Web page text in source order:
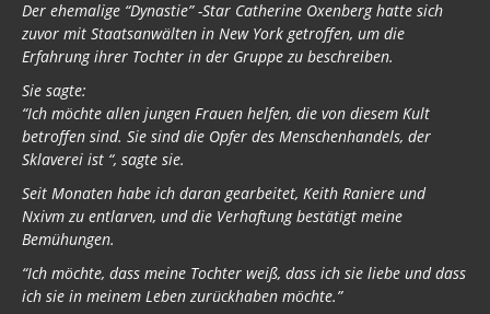
Der ehemalige “Dynastie” -Star Catherine Oxenberg hatte sich
zuvor mit Staatsanwälten in New York getroffen, um die
Erfahrung ihrer Tochter in der Gruppe zu beschreiben.
Sie sagte:
“Ich möchte allen jungen Frauen helfen, die von diesem Kult
betroffen sind. Sie sind die Opfer des Menschenhandels, der
Sklaverei ist “, sagte sie.
Seit Monaten habe ich daran gearbeitet, Keith Raniere und
Nxivm zu entlarven, und die Verhaftung bestätigt meine
Bemühungen.
“Ich möchte, dass meine Tochter weiß, dass ich sie liebe und dass
ich sie in meinem Leben zurückhaben möchte.”